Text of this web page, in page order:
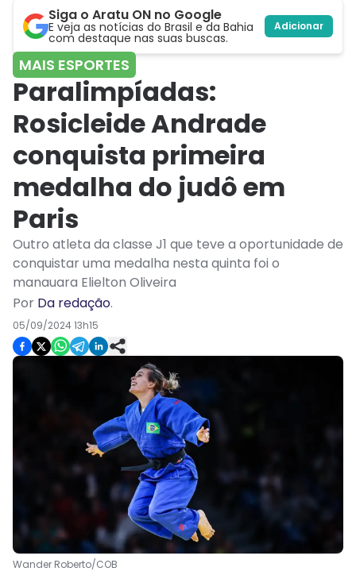
Siga o Aratu ON no Google
E veja as notícias do Brasil e da Bahia
com destaque nas suas buscas.
Adicionar
MAIS ESPORTES
Paralimpíadas:
Rosicleide Andrade
conquista primeira
medalha do judô em
Paris
Outro atleta da classe J1 que teve a oportunidade de
conquistar uma medalha nesta quinta foi o
manauara Elielton Oliveira
Por Da redação.
05/09/2024 13h15
Wander Roberto/COB